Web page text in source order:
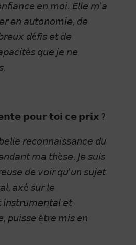
𝘦𝘯 𝘮𝘰𝘪. 𝘌𝘭𝘭𝘦 𝘮’𝘢
𝘦𝘯 𝘢𝘶𝘵𝘰𝘯𝘰𝘮𝘪𝘦, 𝘥𝘦
𝘥é𝘧𝘪𝘴 𝘦𝘵 𝘥𝘦
𝘲𝘶𝘦 𝘫𝘦 𝘯𝘦
𝗽𝗼𝘂𝗿 𝘁𝗼𝗶 𝗰𝗲 𝗽𝗿𝗶𝘅 ?
𝘳𝘦𝘤𝘰𝘯𝘯𝘢𝘪𝘴𝘴𝘢𝘯𝘤𝘦 𝘥𝘶
𝘮𝘢 𝘵𝘩è𝘴𝘦. 𝘑𝘦 𝘴𝘶𝘪𝘴
𝘥𝘦 𝘷𝘰𝘪𝘳 𝘲𝘶’𝘶𝘯 𝘴𝘶𝘫𝘦𝘵
𝘢𝘹é 𝘴𝘶𝘳 𝘭𝘦
𝘦𝘵
𝘱𝘶𝘪𝘴𝘴𝘦 ê𝘵𝘳𝘦 𝘮𝘪𝘴 𝘦𝘯